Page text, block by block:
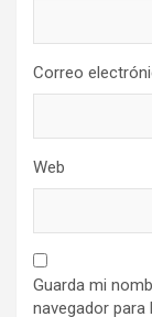
Correo
Web
Guarda mi
navegador para